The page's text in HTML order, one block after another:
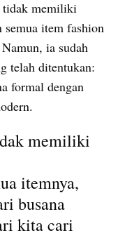
tidak memiliki
item fashion
ia sudah
formal dengan
memiliki
itemnya,
busana